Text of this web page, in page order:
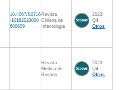
10.4067/S0716
-10182023000
600609
Revista
Chilena de
Infectologia
2023:
Q4,
Otros
Revista
Medica de
Rosario
2023:
Q4,
Otros